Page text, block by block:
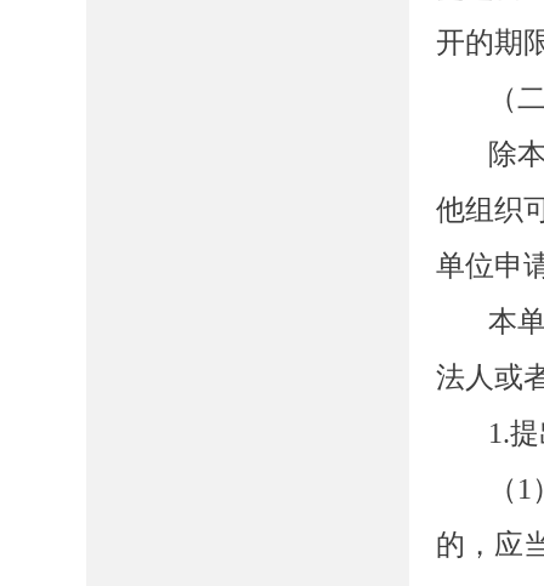
开的期
（
除
他组织
单位申
本
法人或
1.
（ 1
的，应